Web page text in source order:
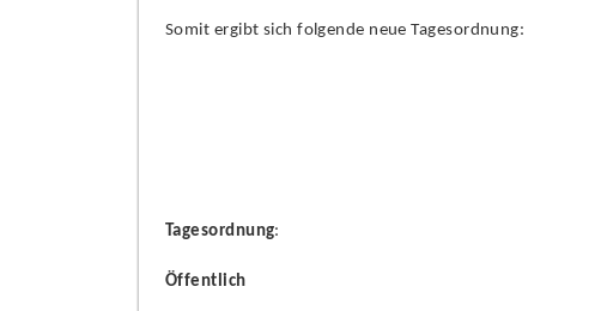
Somit ergibt sich folgende neue Tagesordnung:
Tagesordnung:
Öffentlich